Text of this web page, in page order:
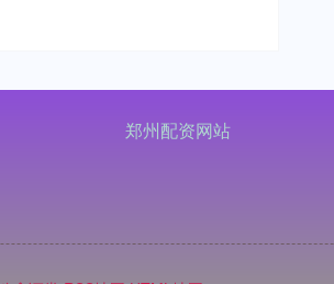
郑州配资网站